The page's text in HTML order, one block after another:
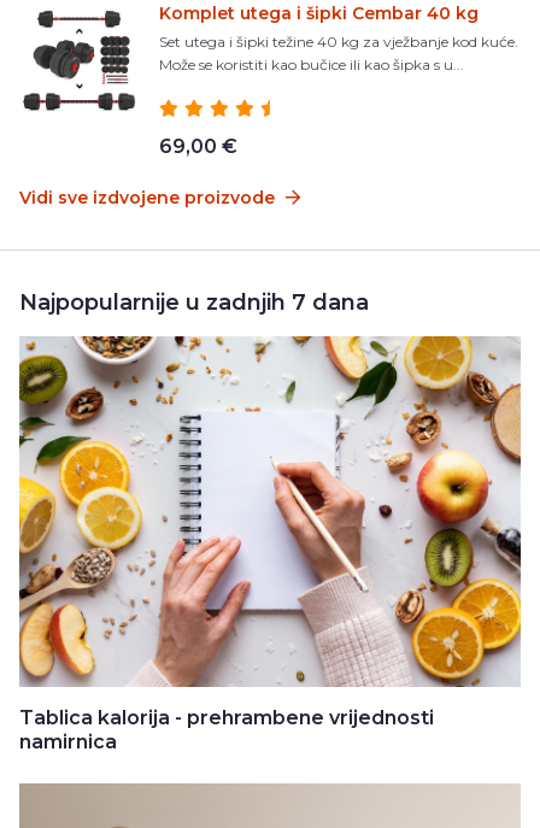
Komplet utega i šipki Cembar 40 kg
Set utega i šipki težine 40 kg za vježbanje kod kuće.
Može se koristiti kao bučice ili kao šipka s u...
69,00 €
Vidi sve izdvojene proizvode
Najpopularnije u zadnjih 7 dana
Tablica kalorija - prehrambene vrijednosti
namirnica